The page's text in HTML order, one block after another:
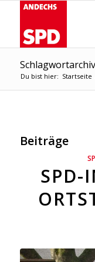
Du bist hier: Startseite
Beiträge
SPD-